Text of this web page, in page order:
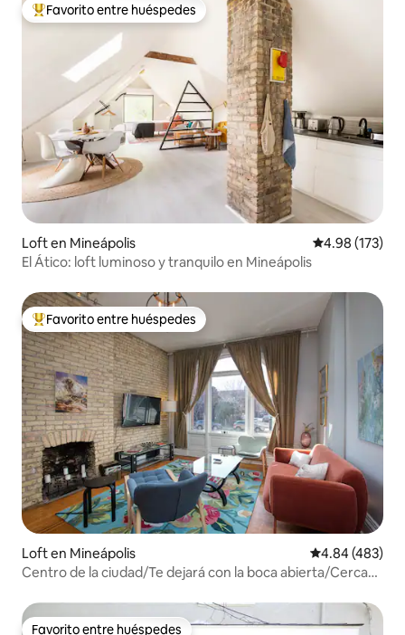
De los mejores en Favorito entre huéspedes
Favorito entre huéspedes
Loft en Mineápolis Calificación
4.98 (173)
El Ático: loft luminoso y tranquilo en Mineápolis
De los mejores en Favorito entre huéspedes
Favorito entre huéspedes
Loft en Mineápolis Calificación
4.84 (483)
Centro de la ciudad/Te dejará con la boca abierta/Cerca
Favorito entre huéspedes